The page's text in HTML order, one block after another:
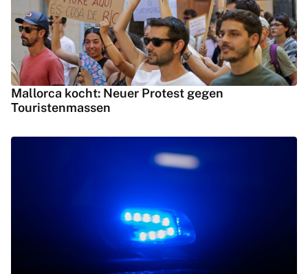
Mallorca kocht: Neuer Protest gegen
Touristenmassen